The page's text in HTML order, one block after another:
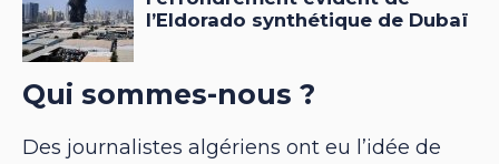
Qui sommes-nous ?
Des journalistes algériens ont eu l’idée de